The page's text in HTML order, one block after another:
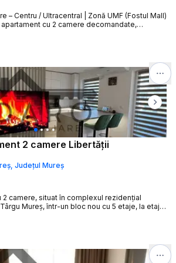
– Centru / Ultracentral | Zonă UMF (Fostul Mall)
pentru locuit, birou sau investiție
Next
2 camere Libertății
Județul Mureș
2 camere, situat în complexul rezidențial
Mureș, într-un bloc nou cu 5 etaje, la etajul
mp, dispus pe toată lungimea
se finisaje premium și mobilier realizat